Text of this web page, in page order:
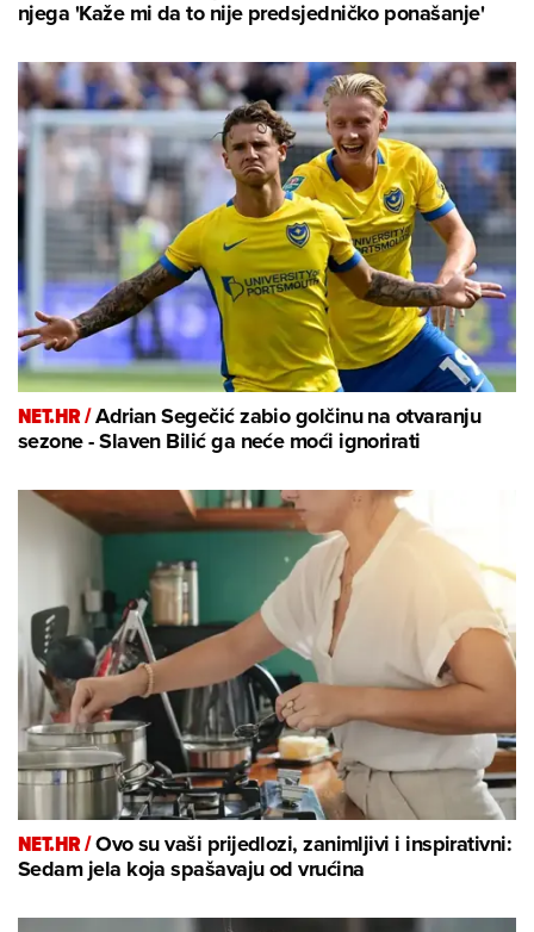
njega 'Kaže mi da to nije predsjedničko ponašanje'
NET.HR /Adrian Segečić zabio golčinu na otvaranju
sezone - Slaven Bilić ga neće moći ignorirati
NET.HR /Ovo su vaši prijedlozi, zanimljivi i inspirativni:
Sedam jela koja spašavaju od vrućina